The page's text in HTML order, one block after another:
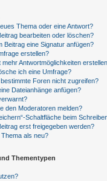
Thema oder eine Antwort?
bearbeiten oder löschen?
Beitrag eine Signatur anfügen?
erstellen?
Antwortmöglichkeiten
ich eine Umfrage?
Foren nicht zugreifen?
Dateianhänge anfügen?
den Moderatoren melden?
Schaltfläche beim
erst freigegeben werden?
als neu?
Thementypen